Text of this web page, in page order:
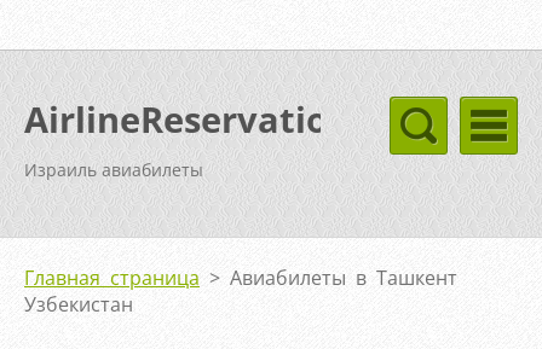
AirlineReservation
Израиль авиабилеты
Главная страница > Авиабилеты в Ташкент
Узбекистан